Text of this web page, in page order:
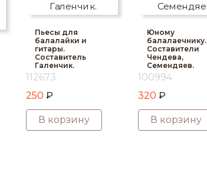
Пьесы для
балалайки и
гитары.
Составитель
Галенчик.
112673
250 ₽
В корзину
Юному
балалаечнику.
Составители
Чендева,
Семендяев.
100994
320 ₽
В корзину